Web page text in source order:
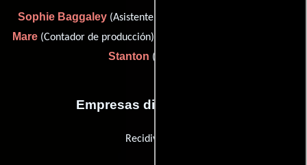
Sophie Baggaley(Asistente de producción),
Mare (Contador de producción),
Stanton (Corredor)
Empresas distribuidoras
Recidive SAS